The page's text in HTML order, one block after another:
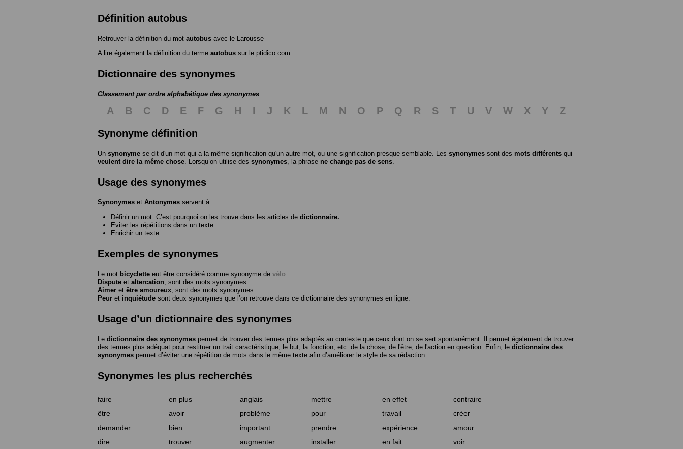
Définition autobus
Retrouver la définition du mot autobus avec le Larousse
A lire également la définition du terme autobus sur le ptidico.com
Dictionnaire des synonymes
Classement par ordre alphabétique des synonymes
A B C D E F G H I J K L M N O P Q R S T U V W X Y
Z
Synonyme définition
Un synonyme se dit d'un mot qui a la même signification qu'un autre mot, ou une signification presque semblable. Les synonymes sont des mots différents qui
veulent dire la même chose . Lorsqu’on utilise des synonymes , la phrase ne change pas de sens
Usage des synonymes
Synonymes et Antonymes servent à:
Définir un mot. C’est pourquoi on les trouve dans les articles de dictionnaire.
Eviter les répétitions dans un texte.
Enrichir un texte.
Exemples de synonymes
Le mot bicyclette eut être considéré comme synonyme de vélo
Dispute et altercation , sont des mots synonymes.
Aimer et être amoureux , sont des mots synonymes.
Peur et inquiétude sont deux synonymes que l’on retrouve dans ce dictionnaire des synonymes en ligne.
Usage d’un dictionnaire des synonymes
Le dictionnaire des synonymes permet de trouver des termes plus adaptés au contexte que ceux dont on se sert spontanément. Il permet également de trouver
des termes plus adéquat pour restituer un trait caractéristique, le but, la fonction, etc. de la chose, de l'être, de l'action en question. Enfin, le dictionnaire des
synonymes permet d’éviter une répétition de mots dans le même texte afin d’améliorer le style de sa rédaction.
Synonymes les plus recherchés
faire en plus anglais mettre en effet
contraire
être
avoir problème pour travail
créer
demander
bien important prendre expérience
amour
dire
trouver augmenter installer en fait voir